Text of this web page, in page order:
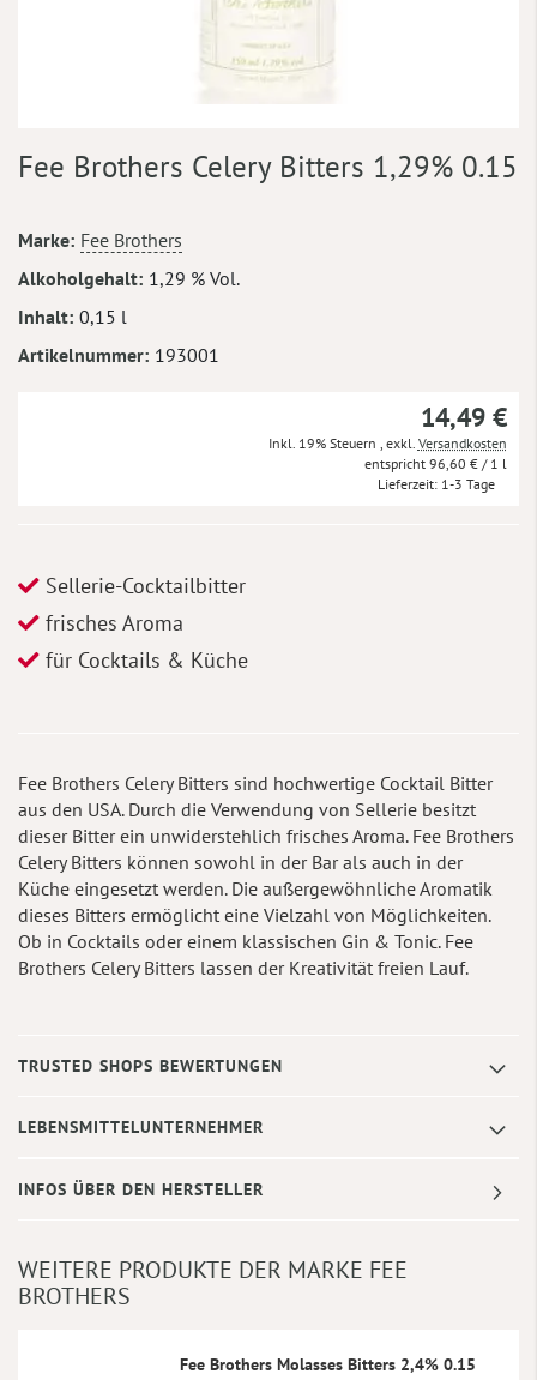
Anfang
springen
Fee Brothers Celery Bitters 1,29% 0.15
Mehr
Informationen
Marke Fee Brothers
Alkoholgehalt 1,29 % Vol.
Inhalt 0,15 l
Artikelnummer 193001
14,49 €
Inkl. 19% Steuern exkl. Versandkosten
96,60 € / 1 l
Lieferzeit 1-3 Tage
Sellerie-Cocktailbitter
frisches Aroma
für Cocktails & Küche
Fee Brothers Celery Bitters sind hochwertige Cocktail Bitter
aus den USA. Durch die Verwendung von Sellerie besitzt
dieser Bitter ein unwiderstehlich frisches Aroma. Fee Brothers
Celery Bitters können sowohl in der Bar als auch in der
Küche eingesetzt werden. Die außergewöhnliche Aromatik
dieses Bitters ermöglicht eine Vielzahl von Möglichkeiten.
Ob in Cocktails oder einem klassischen Gin & Tonic. Fee
Brothers Celery Bitters lassen der Kreativität freien Lauf.
TRUSTED SHOPS BEWERTUNGEN
LEBENSMITTELUNTERNEHMER
INFOS ÜBER DEN HERSTELLER
WEITERE PRODUKTE DER MARKE FEE
BROTHERS
Fee Brothers Molasses Bitters 2,4% 0.15